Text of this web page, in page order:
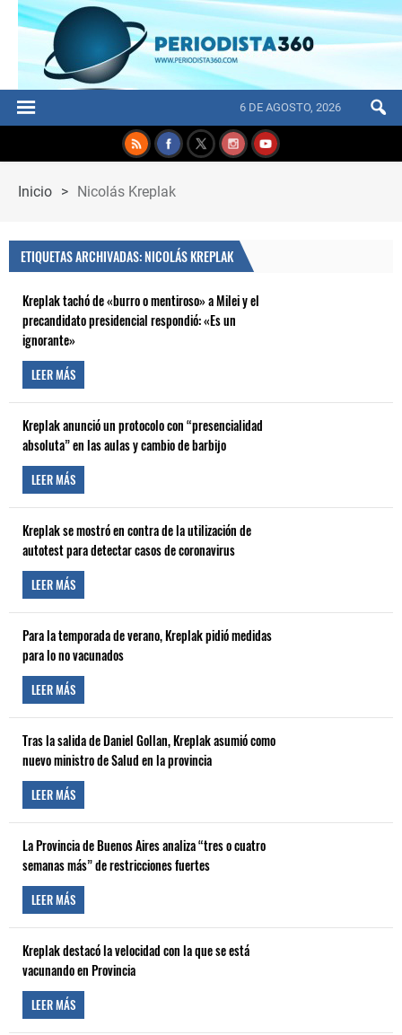
6 DE AGOSTO, 2026
Inicio > Nicolás Kreplak
ETIQUETAS ARCHIVADAS: NICOLÁS KREPLAK
Kreplak tachó de «burro o mentiroso» a Milei y el
precandidato presidencial respondió: «Es un
ignorante»
LEER MÁS
Kreplak anunció un protocolo con “presencialidad
absoluta” en las aulas y cambio de barbijo
LEER MÁS
Kreplak se mostró en contra de la utilización de
autotest para detectar casos de coronavirus
LEER MÁS
Para la temporada de verano, Kreplak pidió medidas
para lo no vacunados
LEER MÁS
Tras la salida de Daniel Gollan, Kreplak asumió como
nuevo ministro de Salud en la provincia
LEER MÁS
La Provincia de Buenos Aires analiza “tres o cuatro
semanas más” de restricciones fuertes
LEER MÁS
Kreplak destacó la velocidad con la que se está
vacunando en Provincia
LEER MÁS